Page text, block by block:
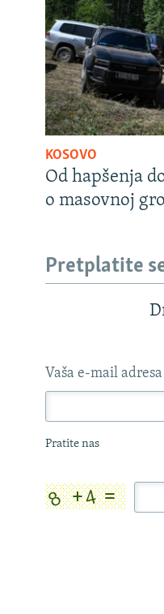
KOSOVO
Od hapšenja
o masovnoj
Pretplatite
Vaša e-mail adresa
Pratite nas